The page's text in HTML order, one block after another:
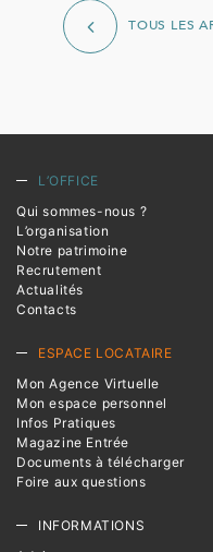
TOUS LES
L’OFFICE
Qui sommes-nous ?
L’organisation
Notre patrimoine
Recrutement
Actualités
Contacts
ESPACE LOCATAIRE
Mon Agence Virtuelle
Mon espace personnel
Infos Pratiques
Magazine Entrée
Documents à télécharger
Foire aux questions
INFORMATIONS